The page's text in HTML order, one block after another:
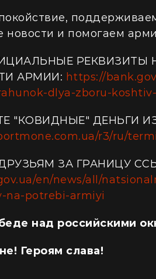
новости и помогаем
РЕКВИЗИТЫ
АРМИИ: https://
dlya-zboru-
"КОВИДНЫЕ" ДЕНЬГИ
r3/ru/
ЗА ГРАНИЦУ
en/news/all/
na-potrebi-armiyi
над российскими
Героям слава!